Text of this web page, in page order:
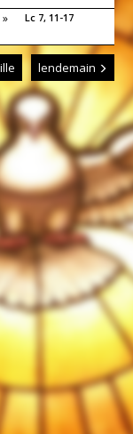
Lc 7, 11-17
lendemain